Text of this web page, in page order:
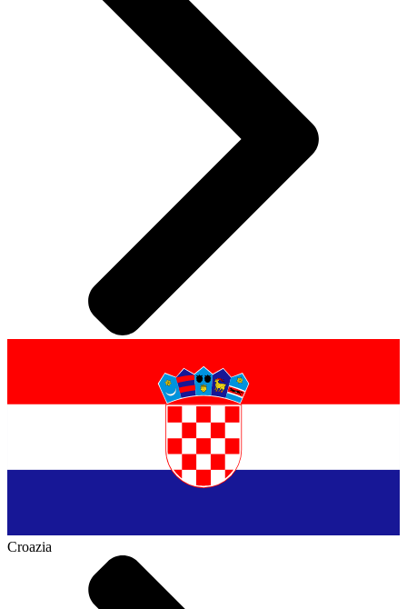
Croazia